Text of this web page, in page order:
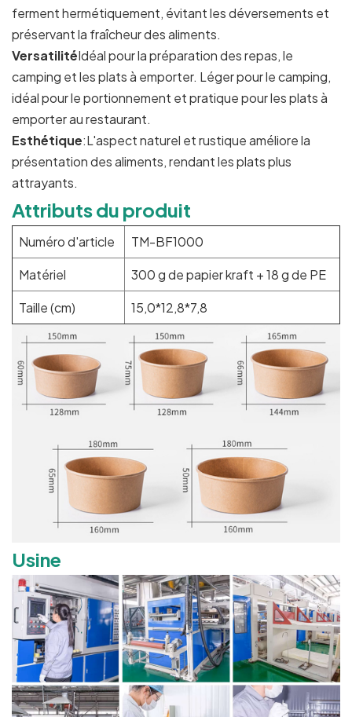
ferment hermétiquement, évitant les déversements et
préservant la fraîcheur des aliments.
VersatilitéIdéal pour la préparation des repas, le
camping et les plats à emporter. Léger pour le camping,
idéal pour le portionnement et pratique pour les plats à
emporter au restaurant.
Esthétique:L'aspect naturel et rustique améliore la
présentation des aliments, rendant les plats plus
attrayants.
Attributs du produit
Numéro d'article
TM-BF1000
Matériel
300 g de papier kraft + 18 g de PE
Taille (cm)
15,0*12,8*7,8
Usine